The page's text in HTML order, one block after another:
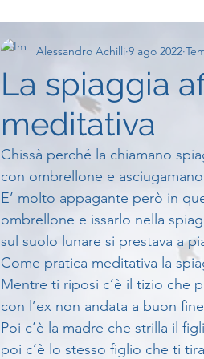
La spiaggia
meditativa
Alessandro Achilli 9 ago 2022
Chissà perché la chiamano
con ombrellone e
E’ molto appagante però in
ombrellone e issarlo nella
sul suolo lunare si prestava a
Come pratica meditativa la
Mentre ti riposi c’è il tizio che
con l’ex non andata a buon
Poi c’è la madre che strilla il
poi c’è lo stesso figlio che ti